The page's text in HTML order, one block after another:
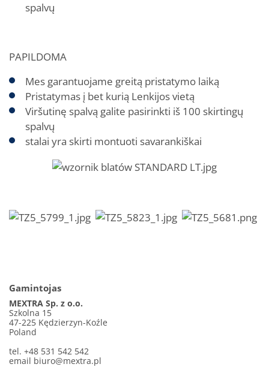
spalvų
PAPILDOMA
Mes garantuojame greitą pristatymo laiką
Pristatymas į bet kurią Lenkijos vietą
Viršutinę spalvą galite pasirinkti iš 100 skirtingų
spalvų
stalai yra skirti montuoti savarankiškai
Gamintojas
MEXTRA Sp. z o.o.
Szkolna 15
47-225 Kędzierzyn-Koźle
Poland
tel. +48 531 542 542
email biuro@mextra.pl